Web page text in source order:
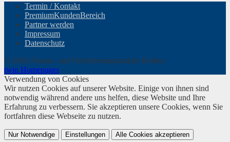
Termin / Kontakt
PremiumKundenBereich
Partner werden
Impressum
Datenschutz
© 2026 Finanz- und Versicherungsmakler Boltres
twin Homepages
Verwendung von Cookies
Wir nutzen Cookies auf unserer Website. Einige von ihnen sind
notwendig während andere uns helfen, diese Website und Ihre
Erfahrung zu verbessern. Sie akzeptieren unsere Cookies, wenn Sie
fortfahren diese Webseite zu nutzen.
Nur Notwendige Einstellungen Alle Cookies akzeptieren